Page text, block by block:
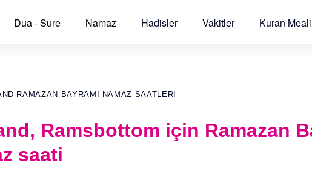
Dua - Sure Namaz Hadisler Vakitler Kuran Meali
RAMAZAN BAYRAMI NAMAZ SAATLERI
Ramsbottom için Ramazan
saati